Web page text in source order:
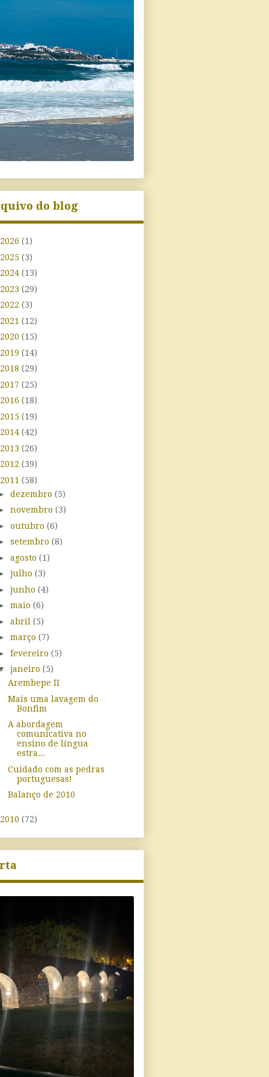
do blog
2026 (1)
2025 (3)
2024 (13)
2023 (29)
2022 (3)
2021 (12)
2020 (15)
2019 (14)
2018 (29)
2017 (25)
2016 (18)
2015 (19)
2014 (42)
2013 (26)
2012 (39)
2011 (58)
dezembro (5)
novembro (3)
outubro (6)
setembro (8)
agosto (1)
julho (3)
junho (4)
maio (6)
abril (5)
março (7)
fevereiro (5)
janeiro (5)
Arembepe II
Mais uma lavagem do
Bonfim
A abordagem
comunicativa no
ensino de língua
estra...
Cuidado com as pedras
portuguesas!
Balanço de 2010
2010 (72)